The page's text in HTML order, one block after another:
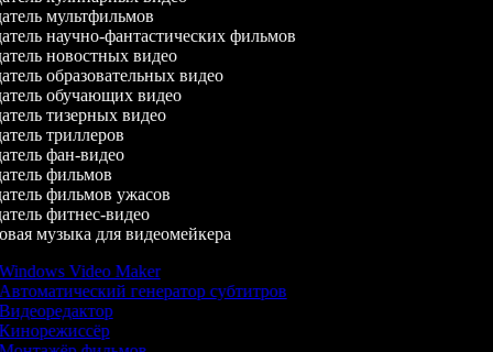
мультфильмов
научно-фантастических фильмов
новостных видео
образовательных видео
обучающих видео
тизерных видео
триллеров
фан-видео
фильмов
фильмов ужасов
фитнес-видео
музыка для видеомейкера
Video Maker
генератор субтитров